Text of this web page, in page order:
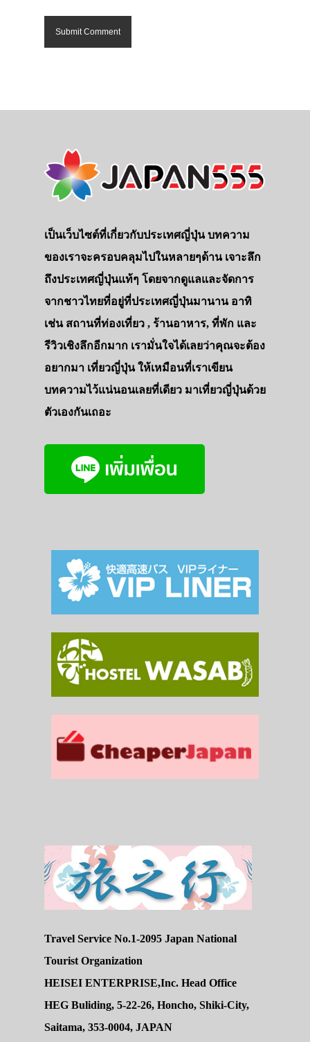
เป็นเว็บไซต์ที่เกี่ยวกับประเทศญี่ปุ่น บทความ
ของเราจะครอบคลุมไปในหลายๆด้าน เจาะลึก
ถึงประเทศญี่ปุ่นแท้ๆ โดยจากดูแลและจัดการ
จากชาวไทยที่อยู่ที่ประเทศญี่ปุ่นมานาน อาทิ
เช่น สถานที่ท่องเที่ยว , ร้านอาหาร, ที่พัก และ
รีวิวเชิงลึกอีกมาก เรามั่นใจได้เลยว่าคุณจะต้อง
อยากมา เที่ยวญี่ปุ่น ให้เหมือนที่เราเขียน
บทความไว้แน่นอนเลยที่เดียว มาเที่ยวญี่ปุ่นด้วย
ตัวเองกันเถอะ
Travel Service No.1-2095 Japan National
Tourist Organization
HEISEI ENTERPRISE,Inc. Head Office
HEG Buliding, 5-22-26, Honcho, Shiki-City,
Saitama, 353-0004, JAPAN